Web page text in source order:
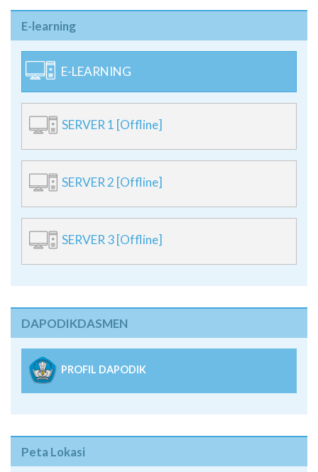
E-learning
E-LEARNING
SERVER 1 [Offline]
SERVER 2 [Offline]
SERVER 3 [Offline]
DAPODIKDASMEN
PROFIL DAPODIK
Peta Lokasi